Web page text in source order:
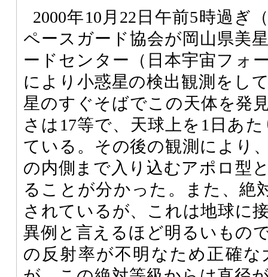
2000年10月22日午前5時過ぎ
ペースガード協会が岡山県美
ードセンター（日本宇宙フォ
により小惑星の検出観測をし
星のすぐそばでこの天体を発
さは17等で、天球上を1日あ
ている。その後の観測により
の内側まで入り込むアポロ型
ることが分かった。また、絶
されているが、これは地球に
異例と言えるほど明るいもの
の反射率が不明なため正確